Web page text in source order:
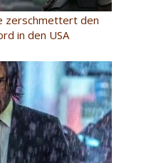
zerschmettert den
in den USA